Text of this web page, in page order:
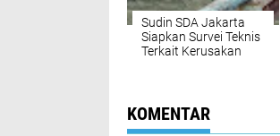
Sudin SDA Jakarta
Siapkan Survei Teknis
Terkait Kerusakan
KOMENTAR